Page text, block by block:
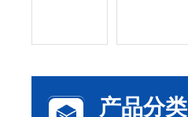
产品分类